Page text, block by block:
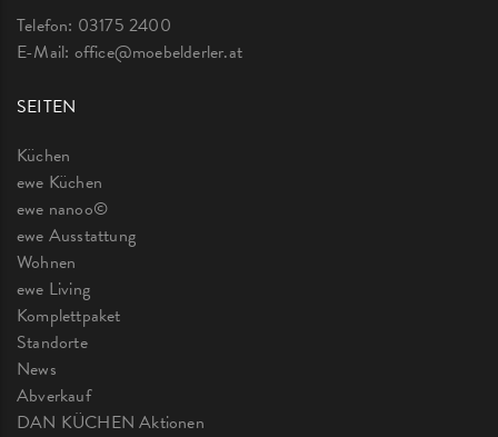
Telefon: 03175 2400
E-Mail: office@moebelderler.at
SEITEN
Küchen
ewe Küchen
ewe nanoo©
ewe Ausstattung
Wohnen
ewe Living
Komplettpaket
Standorte
News
Abverkauf
DAN KÜCHEN Aktionen